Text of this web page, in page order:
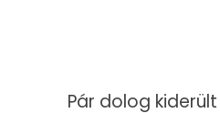
Pár dolog